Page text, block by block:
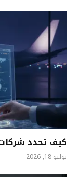
كيف تحدد شركات
يوليو 18, 2026